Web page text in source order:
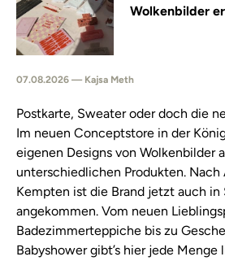
Wolkenbilder
07.08.2026 — Kajsa Meth
Postkarte, Sweater oder doch die
Im neuen Conceptstore in der
eigenen Designs von Wolkenbilder
unterschiedlichen Produkten. Nach
Kempten ist die Brand jetzt auch
angekommen. Vom neuen
Badezimmerteppiche bis zu
Babyshower gibt’s hier jede